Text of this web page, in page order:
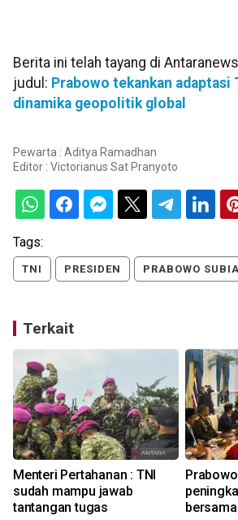
Berita ini telah tayang di
judul: Prabowo tekankan adaptasi
dinamika geopolitik global
Pewarta : Aditya Ramadhan
Editor : Victorianus Sat Pranyoto
Tags:
TNI PRESIDEN PRABOWO
Terkait
Menteri Pertahanan : TNI
sudah mampu jawab
tantangan tugas